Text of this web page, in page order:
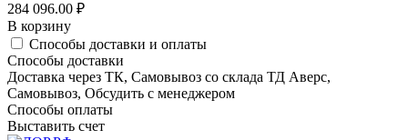
284 096.00 ₽
В корзину
Способы доставки и оплаты
Способы доставки
Доставка через ТК, Самовывоз со склада ТД Аверс,
Самовывоз, Обсудить с менеджером
Способы оплаты
Выставить счет